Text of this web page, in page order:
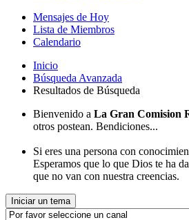
Mensajes de Hoy
Lista de Miembros
Calendario
Inicio
Búsqueda Avanzada
Resultados de Búsqueda
Bienvenido a La Gran Comision
otros postean. Bendiciones...
Si eres una persona con
Esperamos que lo que Dios te ha
que no van con nuestra creencias.
Iniciar un tema